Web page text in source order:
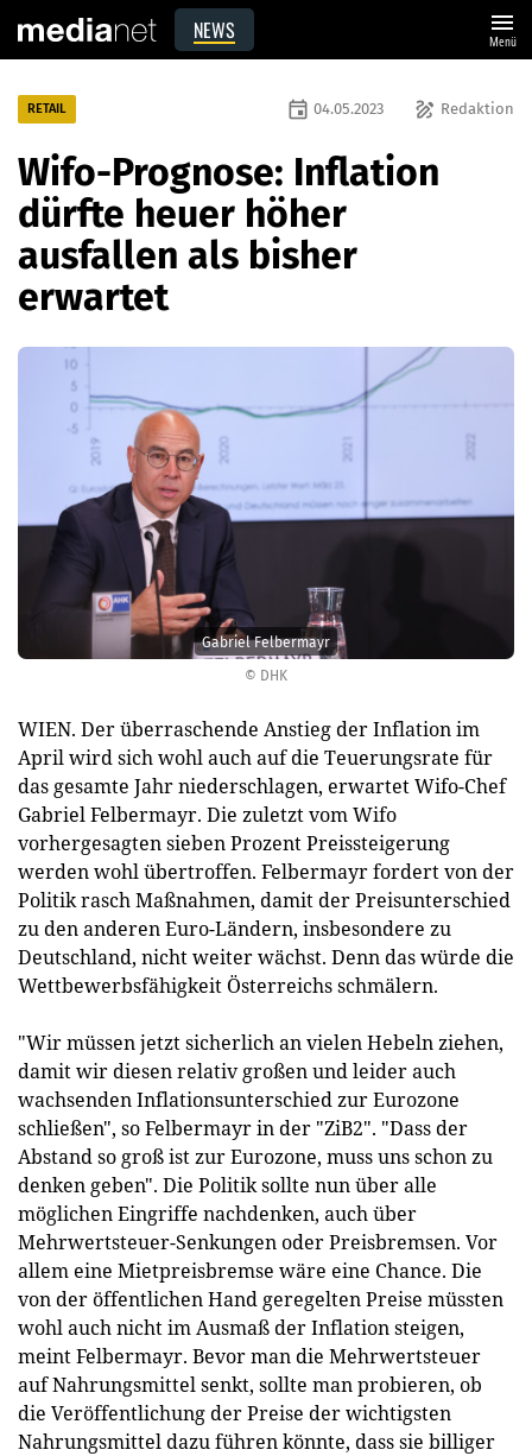
NEWS menu
Menü
© DHK
Gabriel Felbermayr
RETAIL draw Redaktion
event 04.05.2023
Wifo-Prognose: Inflation
dürfte heuer höher
ausfallen als bisher
erwartet
WIEN. Der überraschende Anstieg der Inflation im
April wird sich wohl auch auf die Teuerungsrate für
das gesamte Jahr niederschlagen, erwartet Wifo-Chef
Gabriel Felbermayr. Die zuletzt vom Wifo
vorhergesagten sieben Prozent Preissteigerung
werden wohl übertroffen. Felbermayr fordert von der
Politik rasch Maßnahmen, damit der Preisunterschied
zu den anderen Euro-Ländern, insbesondere zu
Deutschland, nicht weiter wächst. Denn das würde die
Wettbewerbsfähigkeit Österreichs schmälern.
"Wir müssen jetzt sicherlich an vielen Hebeln ziehen,
damit wir diesen relativ großen und leider auch
wachsenden Inflationsunterschied zur Eurozone
schließen", so Felbermayr in der "ZiB2". "Dass der
Abstand so groß ist zur Eurozone, muss uns schon zu
denken geben". Die Politik sollte nun über alle
möglichen Eingriffe nachdenken, auch über
Mehrwertsteuer-Senkungen oder Preisbremsen. Vor
allem eine Mietpreisbremse wäre eine Chance. Die
von der öffentlichen Hand geregelten Preise müssten
wohl auch nicht im Ausmaß der Inflation steigen,
meint Felbermayr. Bevor man die Mehrwertsteuer
auf Nahrungsmittel senkt, sollte man probieren, ob
die Veröffentlichung der Preise der wichtigsten
Nahrungsmittel dazu führen könnte, dass sie billiger